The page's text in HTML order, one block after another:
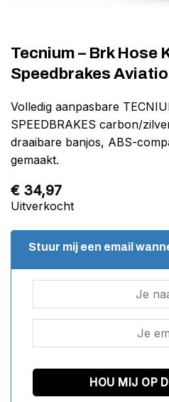
Tecnium – Brk Hose
Speedbrakes
Volledig aanpasbare
SPEEDBRAKES carbon/
draaibare banjos, ABS-
gemaakt.
€ 34,97
Uitverkocht
Stuur mij een email